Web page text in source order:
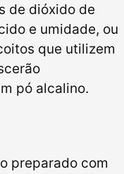
de dióxido de
e umidade, ou
que utilizem
pó alcalino.
preparado com